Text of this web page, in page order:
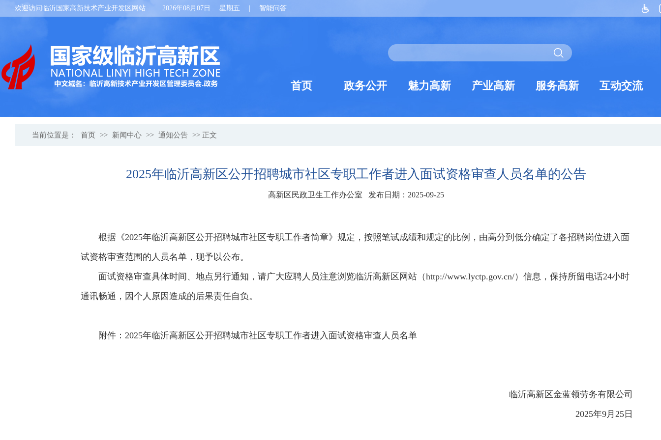
欢迎访问临沂国家高新技术产业开发区网站 2026年08月07日 星期五 智能问答
首页 政务公开 魅力高新 产业高新 服务高新 互动交流
当前位置是： 首页 >> 新闻中心 >> 通知公告 >> 正文
2025年临沂高新区公开招聘城市社区专职工作者进入面试资格审查人员名单的公告
高新区民政卫生工作办公室 发布日期：2025-09-25
根据《2025年临沂高新区公开招聘城市社区专职工作者简章》规定，按照笔试成绩和规定的比例，由高分到低分确定了各招聘岗位进入面
试资格审查范围的人员名单，现予以公布。
面试资格审查具体时间、地点另行通知，请广大应聘人员注意浏览临沂高新区网站（http://www.lyctp.gov.cn/）信息，保持所留电话24小时
通讯畅通，因个人原因造成的后果责任自负。
附件：2025年临沂高新区公开招聘城市社区专职工作者进入面试资格审查人员名单
临沂高新区金蓝领劳务有限公司
2025年9月25日